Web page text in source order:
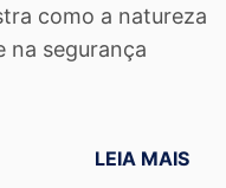
como a natureza
na segurança
LEIA MAIS